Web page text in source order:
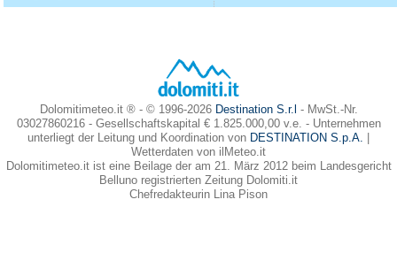
Dolomitimeteo.it ® - © 1996-2026 Destination S.r.l - MwSt.-Nr.
03027860216 - Gesellschaftskapital € 1.825.000,00 v.e. - Unternehmen
unterliegt der Leitung und Koordination von DESTINATION S.p.A.
Wetterdaten von ilMeteo.it
Dolomitimeteo.it ist eine Beilage der am 21. März 2012 beim Landesgericht
Belluno registrierten Zeitung Dolomiti.it
Chefredakteurin Lina Pison